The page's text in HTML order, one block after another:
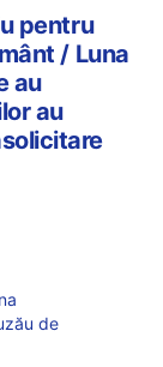
pentru
/ Luna
au
au
de